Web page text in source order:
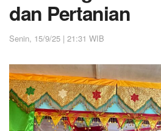
dan Pertanian
Senin, 15/9/25 | 21:31 WIB